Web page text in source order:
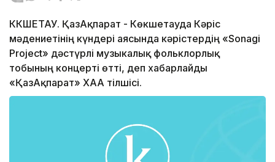
КӨКШЕТАУ. ҚазАқпарат - Көкшетауда Кәріс
мәдениетінің күндері аясында кәрістердің «Sonagi
Projec­t» дәстүрлі музыкалық фольклорлық
тобының концерті өтті, деп хабарлайды
«ҚазАқпарат» ХАА тілшісі.